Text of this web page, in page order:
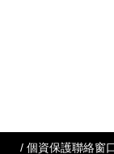
/ 個資保護聯絡窗